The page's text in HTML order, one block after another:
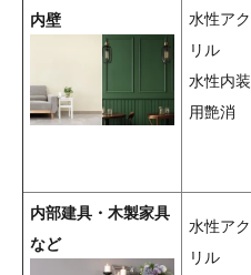
内壁
水性アク
リル
水性内装
用艶消
内部建具・木製家具
など
水性アク
リル